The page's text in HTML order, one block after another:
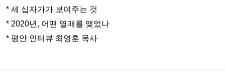
* 세 십자가가 보여주는 것
* 2020년, 어떤 열매를 맺었나
* 평안 인터뷰 최영훈 목사